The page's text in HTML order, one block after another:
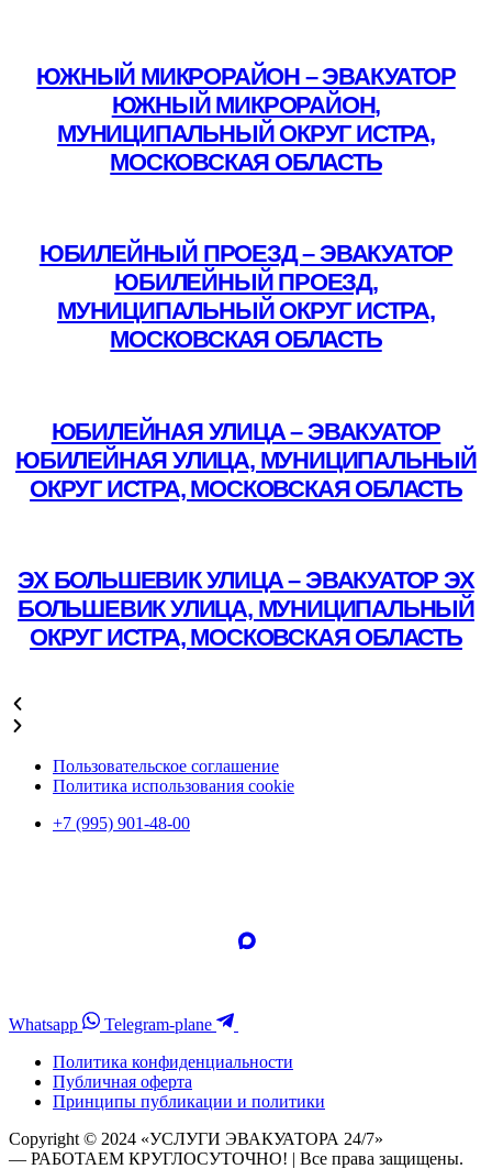
ЮЖНЫЙ МИКРОРАЙОН – ЭВАКУАТОР
ЮЖНЫЙ МИКРОРАЙОН,
МУНИЦИПАЛЬНЫЙ ОКРУГ ИСТРА,
МОСКОВСКАЯ ОБЛАСТЬ
ЮБИЛЕЙНЫЙ ПРОЕЗД – ЭВАКУАТОР
ЮБИЛЕЙНЫЙ ПРОЕЗД,
МУНИЦИПАЛЬНЫЙ ОКРУГ ИСТРА,
МОСКОВСКАЯ ОБЛАСТЬ
ЮБИЛЕЙНАЯ УЛИЦА – ЭВАКУАТОР
ЮБИЛЕЙНАЯ УЛИЦА, МУНИЦИПАЛЬНЫЙ
ОКРУГ ИСТРА, МОСКОВСКАЯ ОБЛАСТЬ
ЭХ БОЛЬШЕВИК УЛИЦА – ЭВАКУАТОР ЭХ
БОЛЬШЕВИК УЛИЦА, МУНИЦИПАЛЬНЫЙ
ОКРУГ ИСТРА, МОСКОВСКАЯ ОБЛАСТЬ
Пользовательское соглашение
Политика использования cookie
+7 (995) 901-48-00
Whatsapp
Telegram-plane
Политика конфиденциальности
Публичная оферта
Принципы публикации и политики
Copyright © 2024 «УСЛУГИ ЭВАКУАТОРА 24/7»
— РАБОТАЕМ КРУГЛОСУТОЧНО! | Все права защищены.